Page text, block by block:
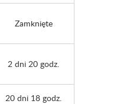
Zamknięte
2 dni 20 godz.
20 dni 18 godz.